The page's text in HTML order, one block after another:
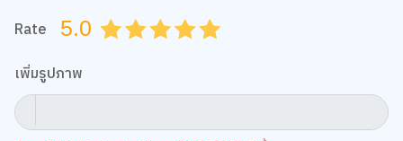
Rate 5.0 4.5
4.0
3.5
3.0
2.5
2.0
1.5
1.0
0.5
เพิ่มรูปภาพ